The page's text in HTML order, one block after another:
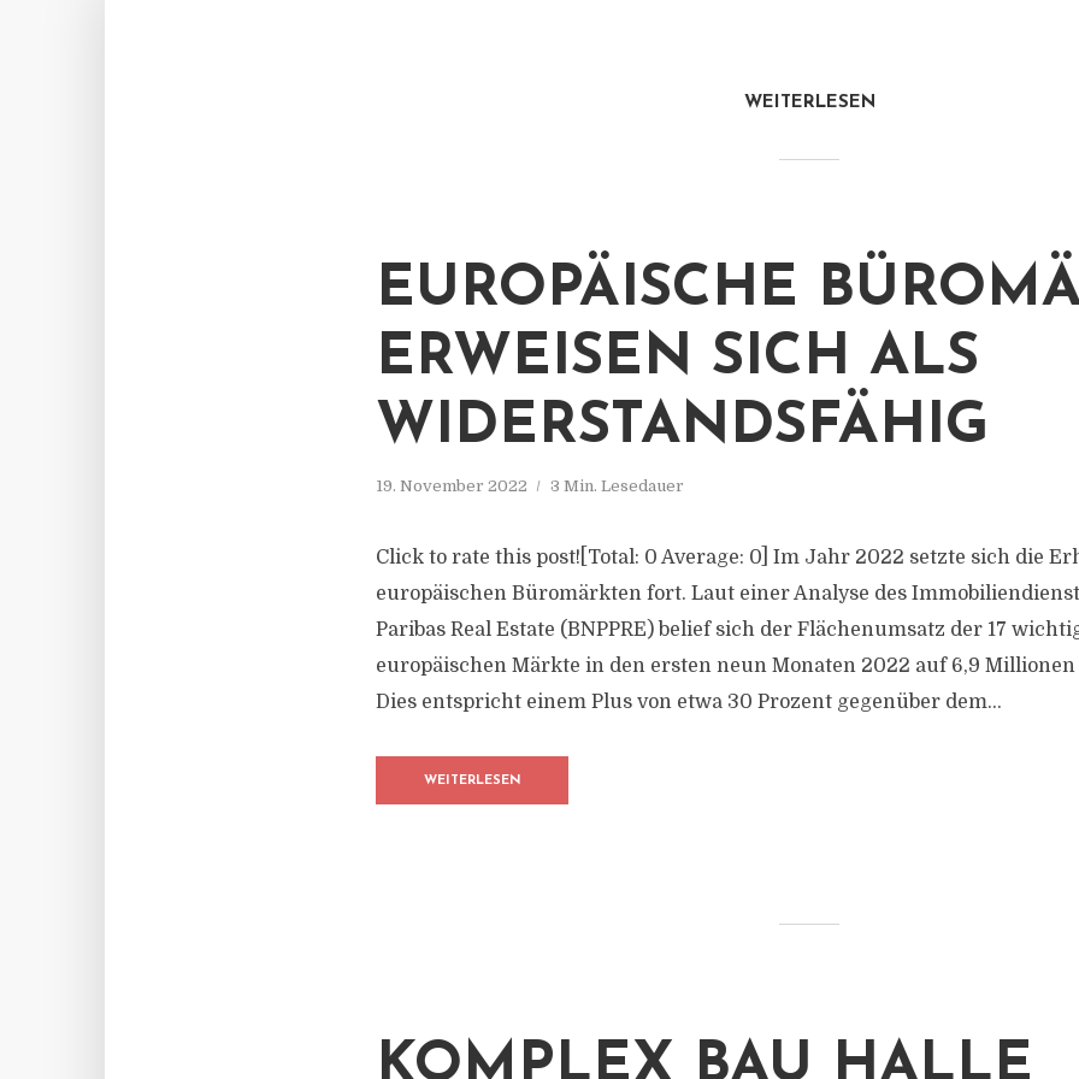
WEITERLESEN
EUROPÄISCHE
ERWEISEN SICH ALS
WIDERSTANDSFÄHIG
19. November 2022 3 Min. Lesedauer
Click to rate this post![Total: 0 Average: 0] Im Jahr 2022 setzte sich die
europäischen Büromärkten fort. Laut einer Analyse des
Paribas Real Estate (BNPPRE) belief sich der Flächenumsatz der 17
europäischen Märkte in den ersten neun Monaten 2022 auf 6,9
Dies entspricht einem Plus von etwa 30 Prozent gegenüber dem...
WEITERLESEN
KOMPLEX BAU HALLE